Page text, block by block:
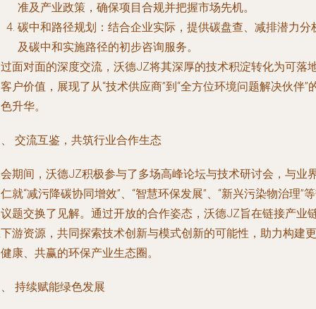
准及产业政策，确保项目合规并把握市场先机。
碳中和路径规划 ：结合企业实际，提供碳盘查、减排潜力分
及碳中和实施路径的初步咨询服务。
面对面的深度交流，沃德JZ将其深厚的技术积淀转化为可落
户价值，展现了从“技术供应商”到“全方位环境问题解决伙伴”
升华。
交流互鉴，共筑行业合作生态
期间，沃德JZ积极参与了多场高峰论坛与技术研讨会，与业
就“减污降碳协同增效”、“智慧环保发展”、“新兴污染物治理”
题交换了见解。通过开放的合作姿态，沃德JZ旨在链接产业
游资源，共同探索技术创新与模式创新的可能性，助力构建更
康、共赢的环保产业生态圈。
持续赋能绿色发展